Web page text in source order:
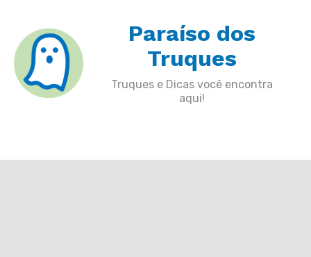
content
Paraíso dos
Truques
Truques e Dicas você encontra
aqui!